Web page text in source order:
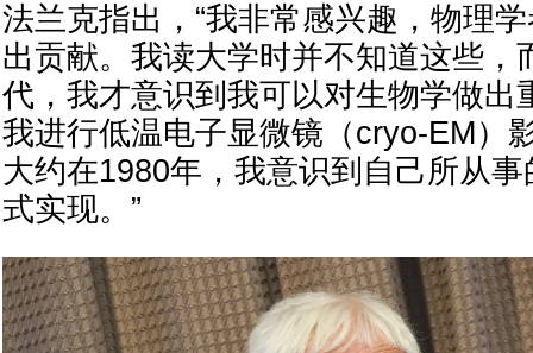
法兰克指出，“我非常感兴趣，物理
出贡献。我读大学时并不知道这些，
代，我才意识到我可以对生物学做出
我进行低温电子显微镜（cryo-EM）
大约在1980年，我意识到自己所从
式实现。”